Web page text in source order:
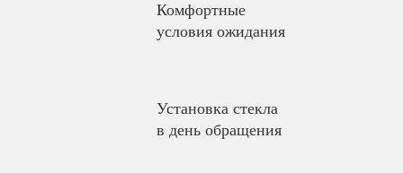
Комфортные
условия ожидания
Установка стекла
в день обращения